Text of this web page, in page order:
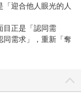
迎合他人眼光的人
目正是「認同需
同需求」，重新「奪